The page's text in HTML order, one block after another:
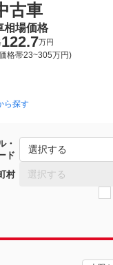
古車
11月~2014年4月（11）
相場価格
122.7万円
格帯23~305万円)
ら探す
・
ド
選択する
村 選択する